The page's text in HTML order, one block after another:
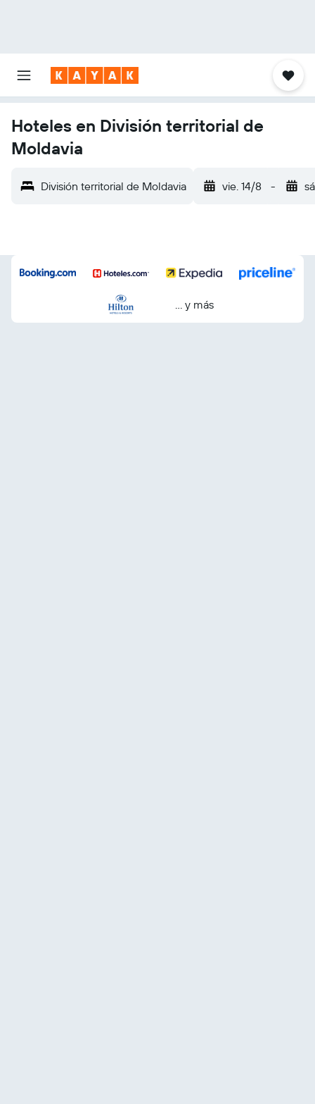
Hoteles en División territorial de
Moldavia
División territorial de Moldavia vie. 14/8 -
… y más